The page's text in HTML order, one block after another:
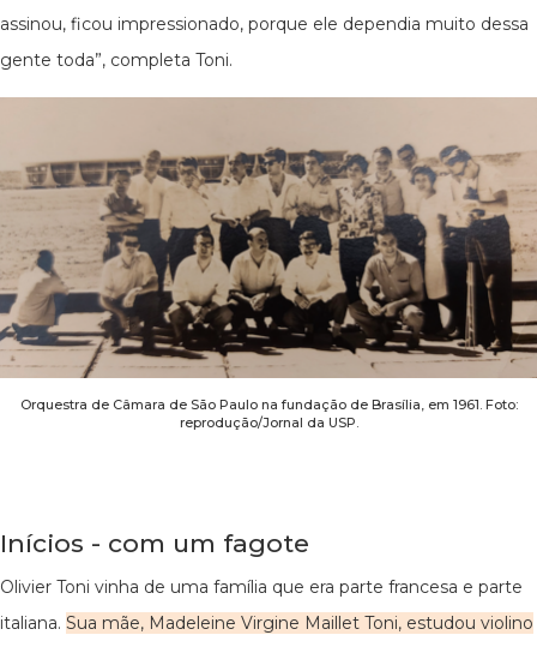
assinou, ficou impressionado, porque ele dependia muito dessa
gente toda”, completa Toni.
Orquestra de Câmara de São Paulo na fundação de Brasília, em 1961. Foto:
reprodução/Jornal da USP.
Inícios - com um fagote
Olivier Toni vinha de uma família que era parte francesa e parte
italiana. Sua mãe, Madeleine Virgine Maillet Toni, estudou violino